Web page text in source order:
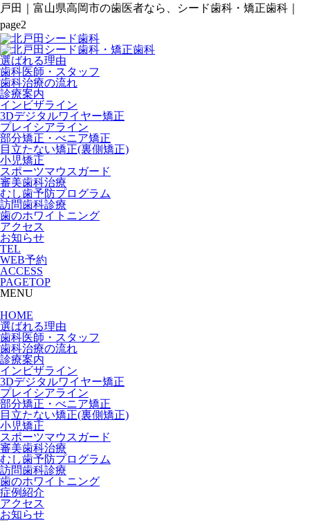
戸田｜富山県高岡市の歯医者なら、シード歯科・矯正歯科｜
page2
選ばれる理由
歯科医師・スタッフ
歯科治療の流れ
診療案内
インビザライン
3Dデジタルワイヤー矯正
プレイシアライン
部分矯正・べニア矯正
目立たない矯正(裏側矯正)
小児矯正
スポーツマウスガード
審美歯科治療
むし歯予防プログラム
訪問歯科診療
歯のホワイトニング
アクセス
お知らせ
TEL
WEB予約
ACCESS
PAGETOP
MENU
HOME
選ばれる理由
歯科医師・スタッフ
歯科治療の流れ
診療案内
インビザライン
3Dデジタルワイヤー矯正
プレイシアライン
部分矯正・べニア矯正
目立たない矯正(裏側矯正)
小児矯正
スポーツマウスガード
審美歯科治療
むし歯予防プログラム
訪問歯科診療
歯のホワイトニング
症例紹介
アクセス
お知らせ